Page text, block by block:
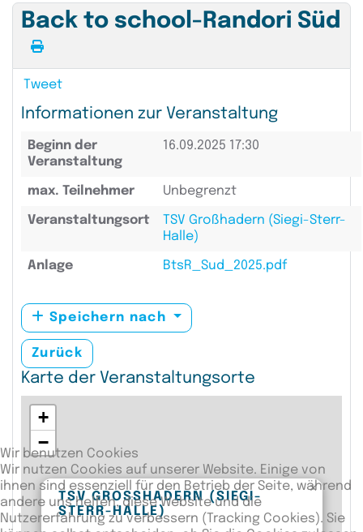
Back to school-Randori Süd
Tweet
Informationen zur Veranstaltung
Beginn der
Veranstaltung
16.09.2025 17:30
max. Teilnehmer Unbegrenzt
Veranstaltungsort
TSV Großhadern (Siegi-Sterr-
Halle)
Anlage BtsR_Sud_2025.pdf
Speichern nach
Zurück
Karte der Veranstaltungsorte
TSV GROSSHADERN (SIEGI-S
TERR-HALLE)
×
+
−
Wir benutzen Cookies
Wir nutzen Cookies auf unserer Website. Einige von
ihnen sind essenziell für den Betrieb der Seite, während
andere uns helfen, diese Website und die
Nutzererfahrung zu verbessern (Tracking Cookies). Sie